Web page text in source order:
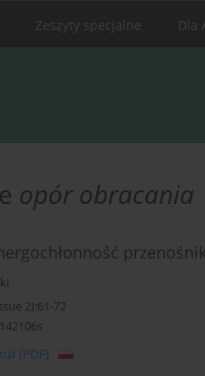
Zeszyty specjalne Dla
opór obracania
2):61-72
(PDF)